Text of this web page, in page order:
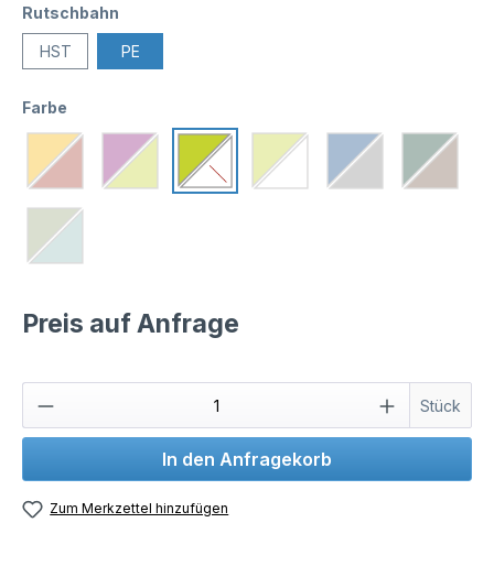
Rutschbahn
HST PE
Farbe
Preis auf Anfrage
Stück
In den Anfragekorb
Zum Merkzettel hinzufügen